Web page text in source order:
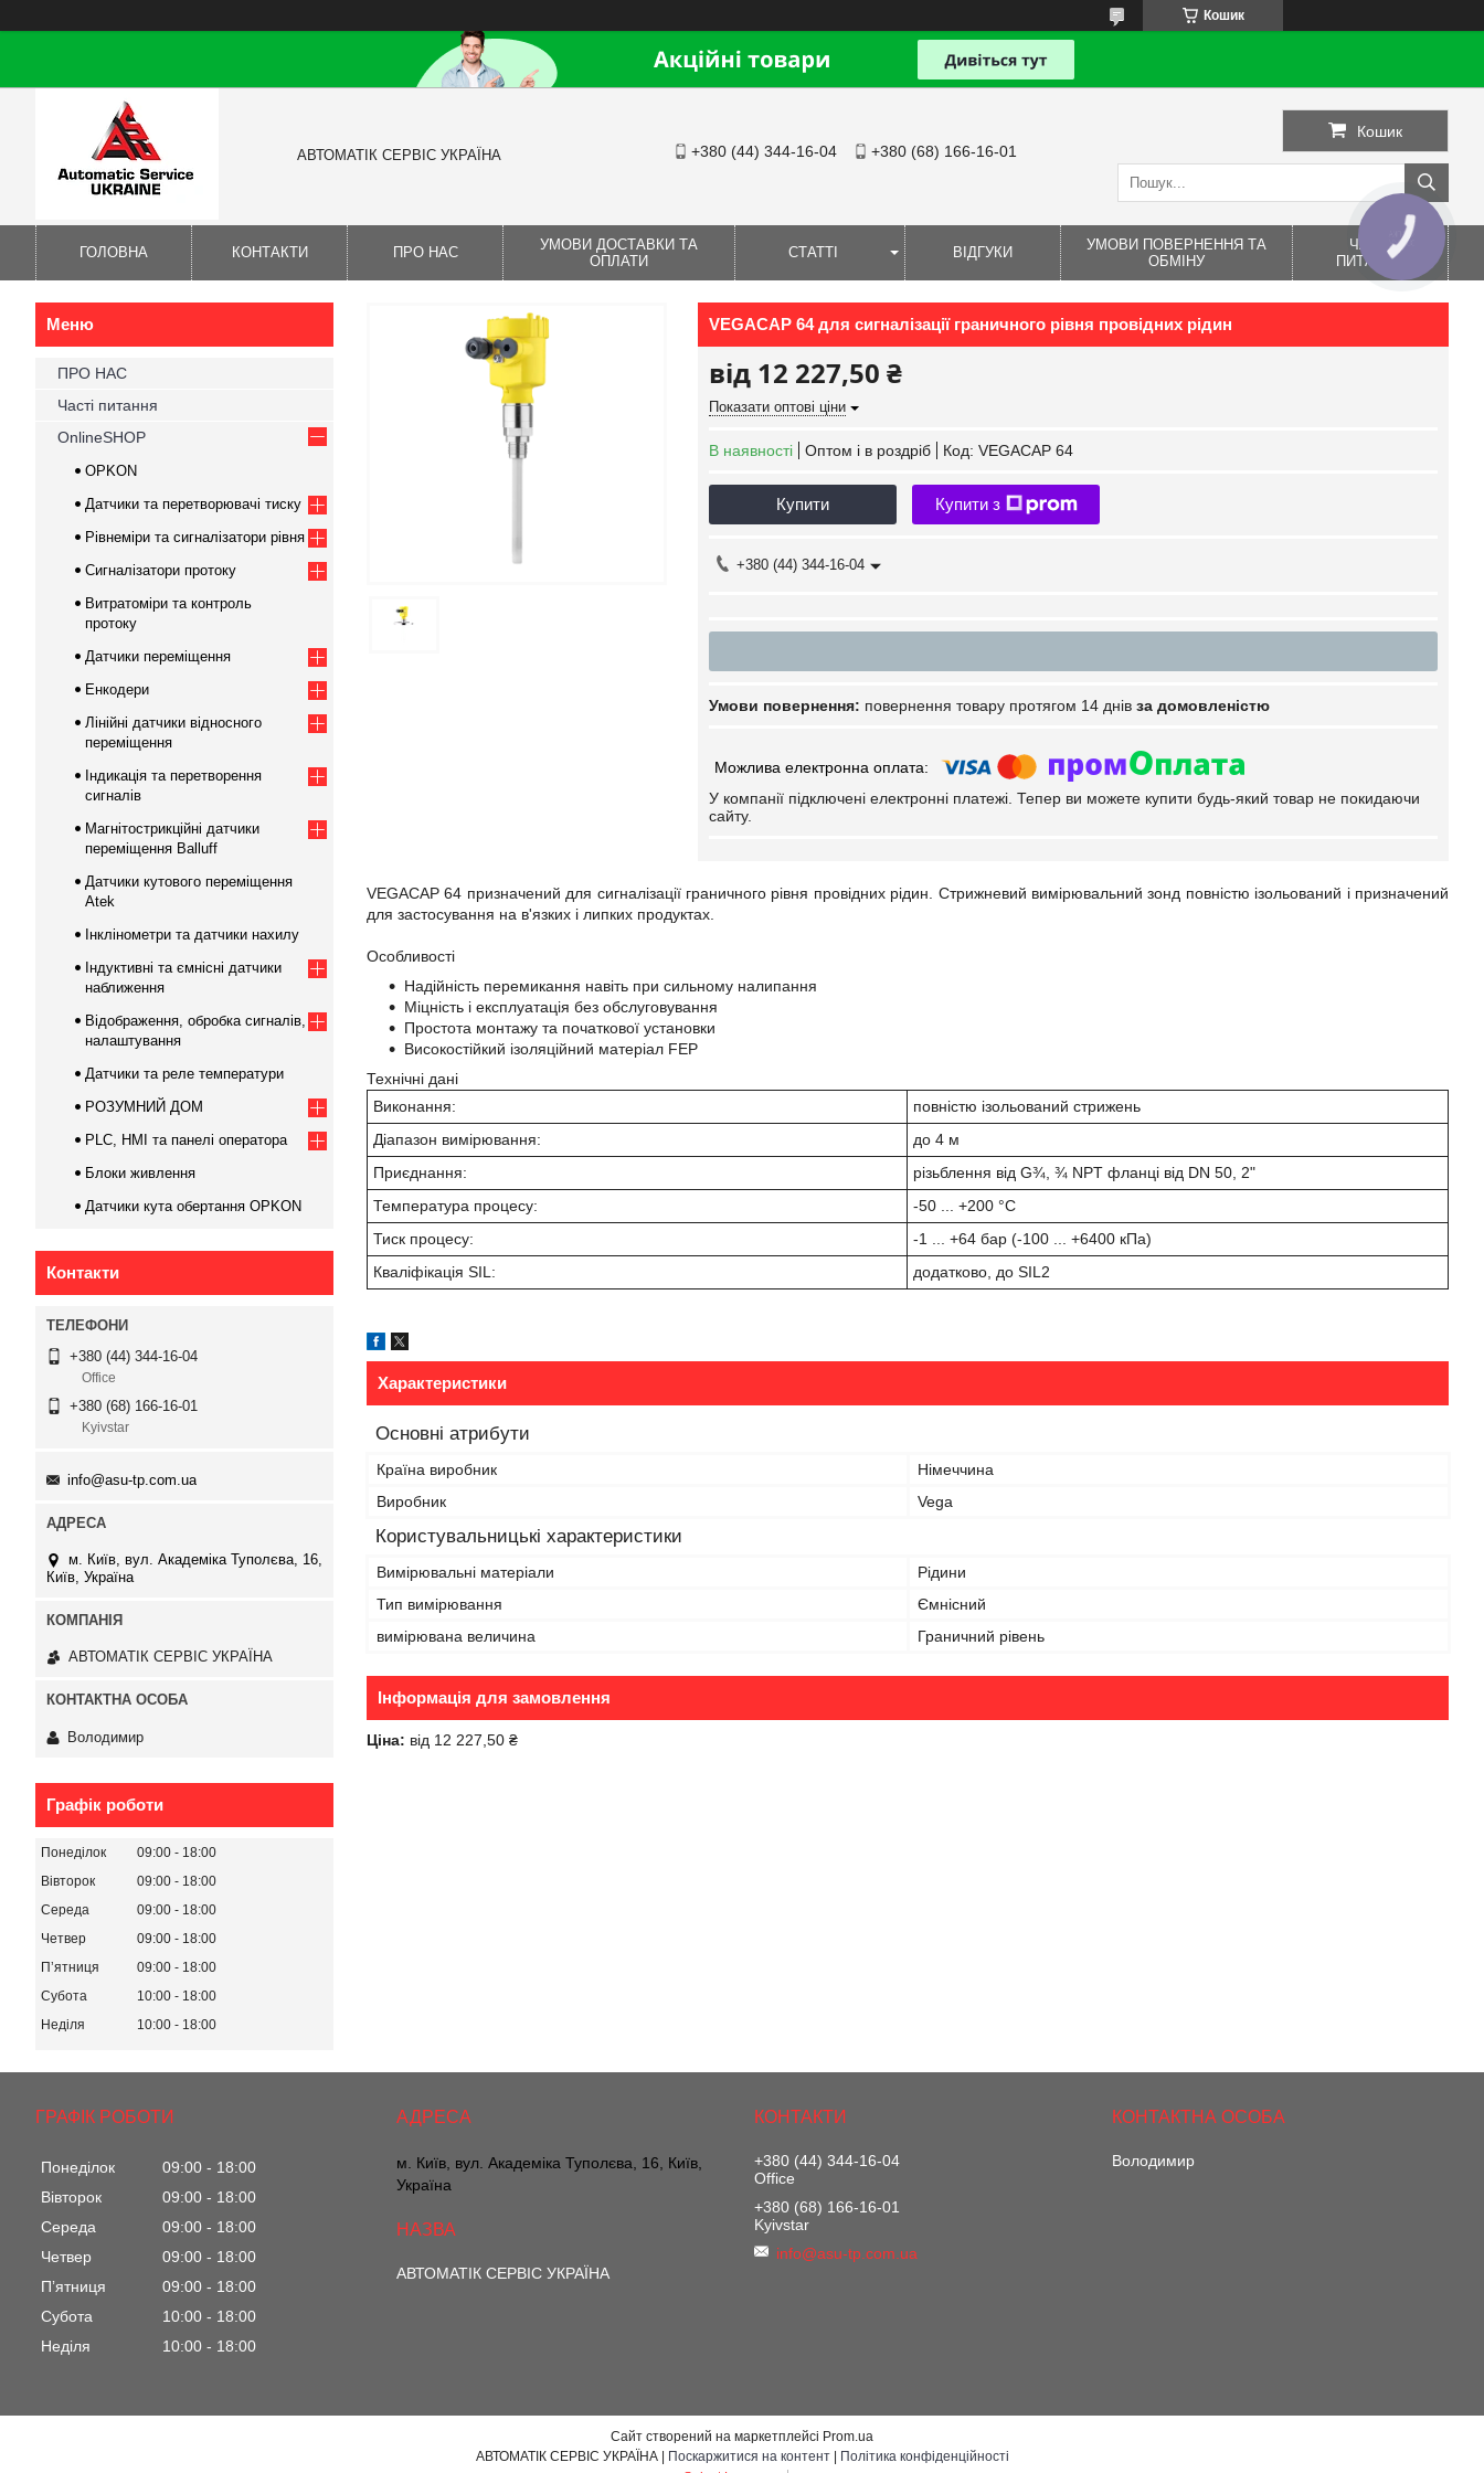
Кошик
АВТОМАТІК СЕРВІС УКРАЇНА +380 (44) 344-16-04 +380 (68) 166-16-01
Кошик
ГОЛОВНА КОНТАКТИ ПРО НАС
УМОВИ ДОСТАВКИ ТА
ОПЛАТИ
СТАТТІ ВІДГУКИ
УМОВИ ПОВЕРНЕННЯ ТА
ОБМІНУ
ЧАСТІ
ПИТАННЯ
VEGACAP 64 для сигналізації граничного рівня провідних рідин
від 12 227,50 ₴
Показати оптові ціни
В наявності Оптом і в роздріб Код: VEGACAP 64
Купити Купити з
+380 (44) 344-16-04
повернення товару протягом 14 днів за домовленістю
У компанії підключені електронні платежі. Тепер ви можете купити будь-який товар не покидаючи
сайту.
VEGACAP 64 призначений для сигналізації граничного рівня провідних рідин. Стрижневий вимірювальний зонд повністю ізольований і призначений
для застосування на в'язких і липких продуктах.
Особливості
Надійність перемикання навіть при сильному налипання
Міцність і експлуатація без обслуговування
Простота монтажу та початкової установки
Високостійкий ізоляційний матеріал FEP
Технічні дані
Виконання:
повністю ізольований стрижень
Діапазон вимірювання:
до 4 м
Приєднання:
різьблення від G¾, ¾ NPT фланці від DN 50, 2"
Температура процесу:
-50 ... +200 °С
Тиск процесу:
-1 ... +64 бар (-100 ... +6400 кПа)
Кваліфікація SIL:
додатково, до SIL2
Характеристики
Основні атрибути
Країна виробник
Німеччина
Виробник
Vega
Користувальницькі характеристики
Вимірювальні матеріали
Рідини
Тип вимірювання
Ємнісний
вимірювана величина
Граничний рівень
Інформація для замовлення
Ціна: від 12 227,50 ₴
ПРО НАС
Часті питання
OnlineSHOP
OPKON
Датчики та перетворювачі тиску
Рівнеміри та сигналізатори рівня
Сигналізатори протоку
Витратоміри та контроль
протоку
Датчики переміщення
Енкодери
Лінійні датчики відносного
переміщення
Індикація та перетворення
сигналів
Магнітострикційні датчики
переміщення Balluff
Датчики кутового переміщення
Atek
Інклінометри та датчики нахилу
Індуктивні та ємнісні датчики
наближення
Відображення, обробка сигналів,
налаштування
Датчики та реле температури
РОЗУМНИЙ ДОМ
PLC, HMI та панелі оператора
Блоки живлення
Датчики кута обертання OPKON
Контакти
+380 (44) 344-16-04
Office
+380 (68) 166-16-01
Kyivstar
info@asu-tp.com.ua
м. Київ, вул. Академіка Туполєва, 16,
Київ, Україна
АВТОМАТІК СЕРВІС УКРАЇНА
Володимир
Графік роботи
Понеділок 09:00
18:00
Вівторок
09:00
18:00
Середа
09:00
18:00
Четвер
09:00
18:00
Пʼятниця
09:00
18:00
Субота
10:00
18:00
Неділя
10:00 18:00
ГРАФІК РОБОТИ
Понеділок 09:00
18:00
Вівторок
09:00
18:00
Середа
09:00
18:00
Четвер
09:00
18:00
Пʼятниця
09:00
18:00
Субота
10:00
18:00
Неділя
10:00 18:00
м. Київ, вул. Академіка Туполєва, 16, Київ,
Україна
АВТОМАТІК СЕРВІС УКРАЇНА
+380 (44) 344-16-04
Office
+380 (68) 166-16-01
Kyivstar
info@asu-tp.com.ua
Володимир
Сайт створений на маркетплейсі Prom.ua
АВТОМАТІК СЕРВІС УКРАЇНА | Поскаржитися на контент | Політика конфіденційності
КНОПКА
ЗВ'ЯЗКУ